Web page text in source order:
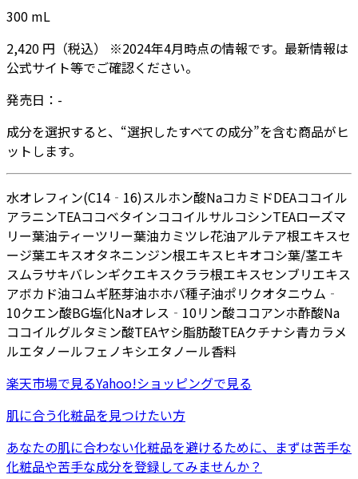
300 mL
2,420 円 （税込） ※2024年4月時点の情報です。最新情報は
公式サイト等でご確認ください。
発売日： -
成分を選択すると、“選択したすべての成分”を含む商品がヒ
ットします。
水オレフィン(C14‐16)スルホン酸NaコカミドDEAココイル
アラニンTEAココベタインココイルサルコシンTEAローズマ
リー葉油ティーツリー葉油カミツレ花油アルテア根エキスセ
ージ葉エキスオタネニンジン根エキスヒキオコシ葉/茎エキ
スムラサキバレンギクエキスクララ根エキスセンブリエキス
アボカド油コムギ胚芽油ホホバ種子油ポリクオタニウム‐
10クエン酸BG塩化Naオレス‐10リン酸ココアンホ酢酸Na
ココイルグルタミン酸TEAヤシ脂肪酸TEAクチナシ青カラメ
ルエタノールフェノキシエタノール香料
楽天市場で見るYahoo!ショッピングで見る
肌に合う化粧品を見つけたい方
あなたの肌に合わない化粧品を避けるために、まずは苦手な
化粧品や苦手な成分を登録してみませんか？